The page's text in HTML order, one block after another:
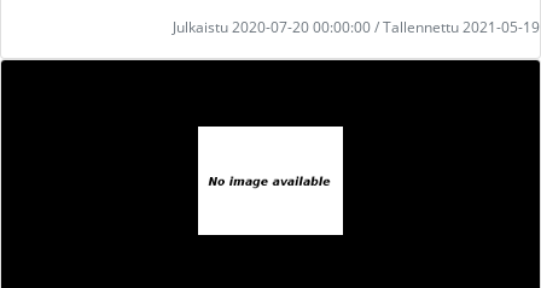
Julkaistu 2020-07-20 00:00:00 / Tallennettu 2021-05-19